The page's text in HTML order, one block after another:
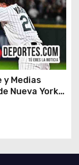
y Medias
Nueva York